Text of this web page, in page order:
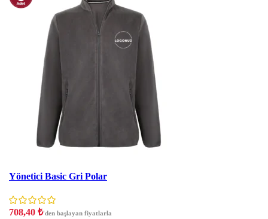
Yönetici Basic Gri Polar
708,40 ₺'den başlayan fiyatlarla